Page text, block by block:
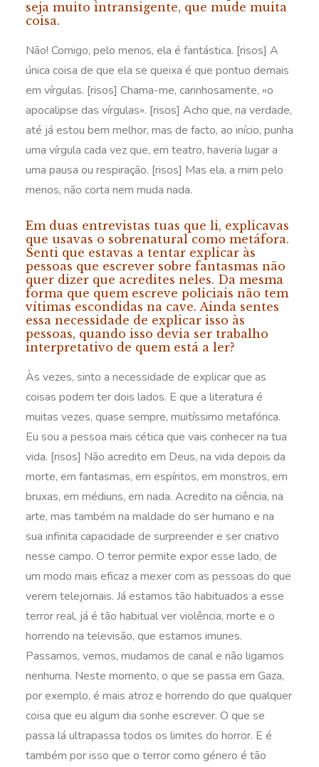
seja muito intransigente, que mude muita
coisa.
Não! Comigo, pelo menos, ela é fantástica. [risos] A
única coisa de que ela se queixa é que pontuo demais
em vírgulas. [risos] Chama-me, carinhosamente, «o
apocalipse das vírgulas». [risos] Acho que, na verdade,
até já estou bem melhor, mas de facto, ao início, punha
uma vírgula cada vez que, em teatro, haveria lugar a
uma pausa ou respiração. [risos] Mas ela, a mim pelo
menos, não corta nem muda nada.
Em duas entrevistas tuas que li, explicavas
que usavas o sobrenatural como metáfora.
Senti que estavas a tentar explicar às
pessoas que escrever sobre fantasmas não
quer dizer que acredites neles. Da mesma
forma que quem escreve policiais não tem
vítimas escondidas na cave. Ainda sentes
essa necessidade de explicar isso às
pessoas, quando isso devia ser trabalho
interpretativo de quem está a ler?
Às vezes, sinto a necessidade de explicar que as
coisas podem ter dois lados. E que a literatura é
muitas vezes, quase sempre, muitíssimo metafórica.
Eu sou a pessoa mais cética que vais conhecer na tua
vida. [risos] Não acredito em Deus, na vida depois da
morte, em fantasmas, em espíritos, em monstros, em
bruxas, em médiuns, em nada. Acredito na ciência, na
arte, mas também na maldade do ser humano e na
sua infinita capacidade de surpreender e ser criativo
nesse campo. O terror permite expor esse lado, de
um modo mais eficaz a mexer com as pessoas do que
verem telejornais. Já estamos tão habituados a esse
terror real, já é tão habitual ver violência, morte e o
horrendo na televisão, que estamos imunes.
Passamos, vemos, mudamos de canal e não ligamos
nenhuma. Neste momento, o que se passa em Gaza,
por exemplo, é mais atroz e horrendo do que qualquer
coisa que eu algum dia sonhe escrever. O que se
passa lá ultrapassa todos os limites do horror. E é
também por isso que o terror como género é tão